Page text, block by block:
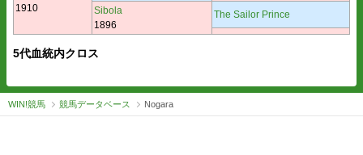
1910
Sibola
1896
The Sailor Prince
5代血統内クロス
WIN!競馬 競馬データベース Nogara